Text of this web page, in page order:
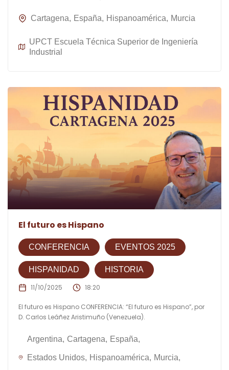
Cartagena España Hispanoamérica Murcia
UPCT Escuela Técnica Superior de Ingeniería
Industrial
El futuro es Hispano
CONFERENCIA EVENTOS 2025
HISPANIDAD HISTORIA
11/10/2025 18:20
El futuro es Hispano CONFERENCIA: “El futuro es Hispano”, por
D. Carlos Leáñez Aristimuño (Venezuela).
Argentina Cartagena España
Estados Unidos Hispanoamérica Murcia